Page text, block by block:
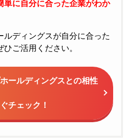
単に自分に合った企業がわか
ルディングスが自分に合った
ご活用ください。
ールディングスとの相性
チェック！